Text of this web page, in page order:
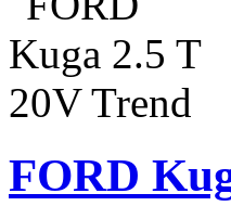
FORD